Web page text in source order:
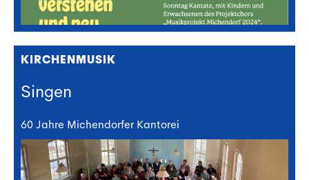
KIRCHENMUSIK
Singen
60 Jahre Michendorfer Kantorei